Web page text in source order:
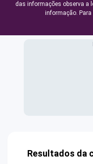
das informações observa a
informação.
Resultados da